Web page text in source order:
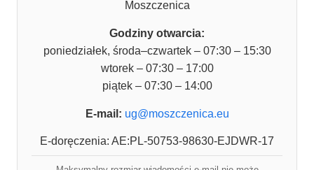
Moszczenica
Godziny otwarcia:
poniedziałek, środa–czwartek – 07:30 – 15:30
wtorek – 07:30 – 17:00
piątek – 07:30 – 14:00
E-mail: ug@moszczenica.eu
E-doręczenia: AE:PL-50753-98630-EJDWR-17